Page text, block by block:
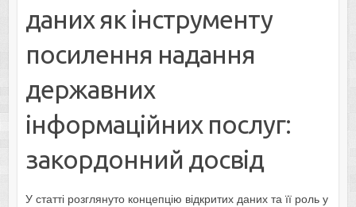
даних як інструменту
посилення надання
державних
інформаційних послуг:
закордонний досвід
У статті розглянуто концепцію відкритих даних та її роль у